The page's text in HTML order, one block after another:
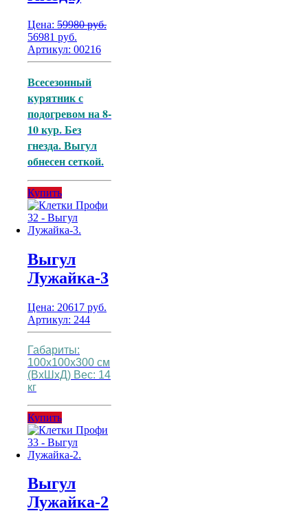
Цена: 59980руб.
Первоначальная
цена
составляла
руб..
56981 руб.
цена:
56981
Артикул: 00216
Всесезонный
курятник с
подогревом на 8-
10 кур. Без
гнезда. Выгул
обнесен сеткой.
Купить
Выгул
Лужайка-3
Цена: 20617 руб.
Артикул: 244
Габариты:
100х100х300 см
(ВхШхД) Вес: 14
кг
Купить
Выгул
Лужайка-2